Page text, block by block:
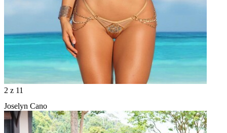
2 z 11
Joselyn Cano